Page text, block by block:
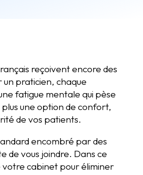
reçoivent encore des
un praticien, chaque
fatigue mentale qui pèse
plus une option de confort,
de vos patients.
encombré par des
de vous joindre. Dans ce
votre cabinet pour éliminer